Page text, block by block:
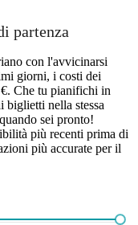
partenza
con l'avvicinarsi
giorni, i costi dei
Che tu pianifichi in
nella stessa
sei pronto!
più recenti prima di
più accurate per il